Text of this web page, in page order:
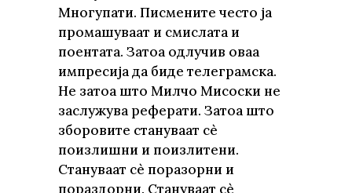
Многупати. Писмените често ја
промашуваат и смислата и
поентата. Затоа одлучив оваа
импресија да биде телеграмска.
Не затоа што Милчо Мисоски не
заслужува реферати. Затоа што
зборовите стануваат сè
поизлишни и поизлитени.
Стануваат сè поразорни и
пораздорни. Стануваат сè